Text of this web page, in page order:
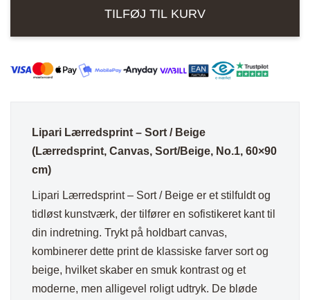
Beige
TILFØJ TIL KURV
Lipari Lærredsprint – Sort / Beige
(Lærredsprint, Canvas, Sort/Beige, No.1, 60×90
cm)
Lipari Lærredsprint – Sort / Beige er et stilfuldt og
tidløst kunstværk, der tilfører en sofistikeret kant til
din indretning. Trykt på holdbart canvas,
kombinerer dette print de klassiske farver sort og
beige, hvilket skaber en smuk kontrast og et
moderne, men alligevel roligt udtryk. De bløde